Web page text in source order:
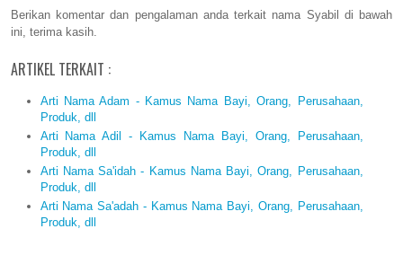
Berikan komentar dan pengalaman anda terkait nama Syabil di bawah
ini, terima kasih.
ARTIKEL TERKAIT :
Arti Nama Adam - Kamus Nama Bayi, Orang, Perusahaan,
Produk, dll
Arti Nama Adil - Kamus Nama Bayi, Orang, Perusahaan,
Produk, dll
Arti Nama Sa'idah - Kamus Nama Bayi, Orang, Perusahaan,
Produk, dll
Arti Nama Sa'adah - Kamus Nama Bayi, Orang, Perusahaan,
Produk, dll